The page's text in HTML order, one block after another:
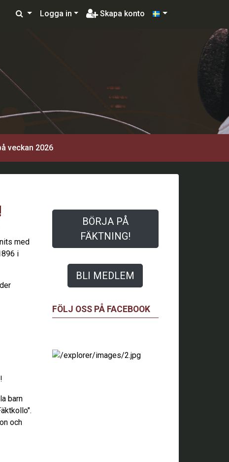
Logga in Skapa konto
veckan 2026
med
i
barn
och
BÖRJA PÅ
FÄKTNING!
BLI MEDLEM
FÖLJ OSS PÅ FACEBOOK